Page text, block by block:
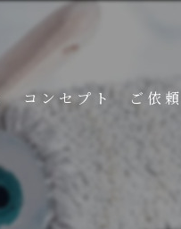
コンセプト ご依